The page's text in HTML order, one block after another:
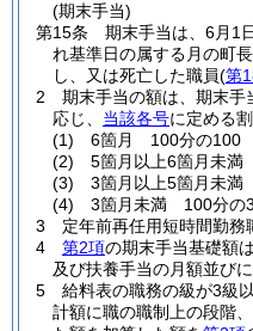
(期末手当)
第15条
期末手当は、6月1
れ基準日の属する月の町
し、又は死亡した職員(第
2
期末手当の額は、期末
応じ、 当該各号に定める
(1)
6箇月 100分の100
(2)
5箇月以上6箇月未
(3)
3箇月以上5箇月未
(4)
3箇月未満 100分の
3
定年前再任用短時間勤務
4
第2項の期末手当基礎額
及び扶養手当の月額並び
5
給料表の職務の級が3級
計額に職の職制上の段階